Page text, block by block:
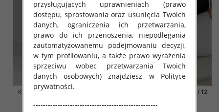
Klapki damskie Roz 36-42 / 12
Klapki damskie Roz 36-42 / 12
przysługujących uprawnieniach (prawo
dostępu, sprostowania oraz usunięcia Twoich
danych, ograniczenia ich przetwarzania,
prawo do ich przenoszenia, niepodlegania
zautomatyzowanemu podejmowaniu decyzji,
w tym profilowaniu, a także prawo wyrażenia
sprzeciwu wobec przetwarzania Twoich
danych osobowych) znajdziesz w Polityce
prywatności.
---------------------------------------------------